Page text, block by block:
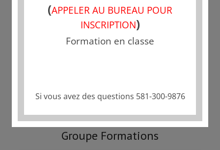
Fermé
Groupe Formations
(APPELER AU BUREAU POUR
INSCRIPTION)
Formation en classe
Si vous avez des questions 581-300-9876